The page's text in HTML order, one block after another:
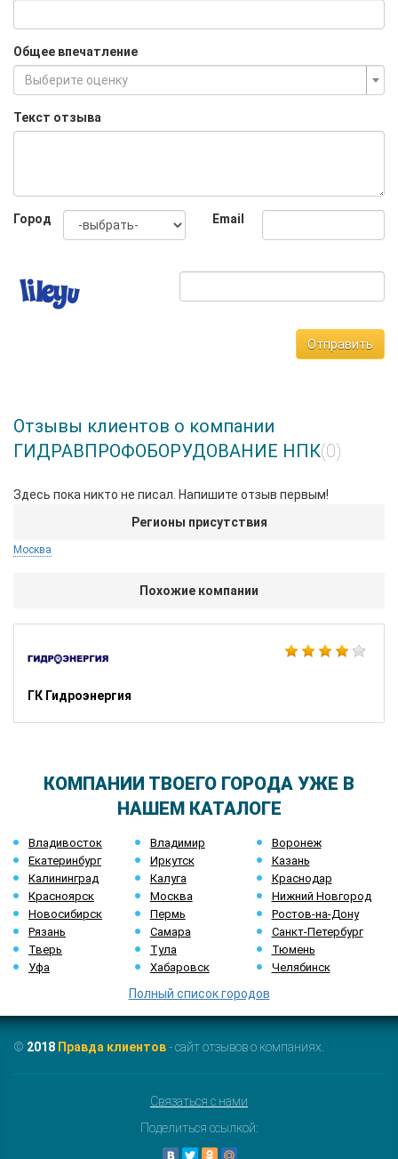
Общее впечатление
Выберите оценку
Текст отзыва
Город Email
Отправить
Отзывы клиентов о компании
ГИДРАВПРОФОБОРУДОВАНИЕ НПК(0)
Здесь пока никто не писал. Напишите отзыв первым!
Регионы присутствия
Москва
Похожие компании
ГК Гидроэнергия
КОМПАНИИ ТВОЕГО ГОРОДА УЖЕ В
НАШЕМ КАТАЛОГЕ
Владивосток Владимир
Воронеж
Екатеринбург
Иркутск
Казань
Калининград
Калуга
Краснодар
Красноярск
Москва
Нижний Новгород
Новосибирск
Пермь
Ростов-на-Дону
Рязань
Самара
Санкт-Петербург
Тверь
Тула
Тюмень
Уфа
Хабаровск Челябинск
Полный список городов
© 2018 Правда клиентов- сайт отзывов о компаниях.
Связаться с нами
Поделиться ссылкой: